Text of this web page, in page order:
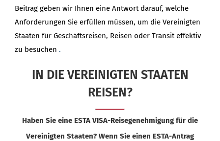
Beitrag geben wir Ihnen eine Antwort darauf, welche
Anforderungen Sie erfüllen müssen, um die Vereinigten
Staaten für Geschäftsreisen, Reisen oder Transit effektiv
zu besuchen .
IN DIE VEREINIGTEN STAATEN
REISEN?
Haben Sie eine ESTA VISA-Reisegenehmigung für die
Vereinigten Staaten? Wenn Sie einen ESTA-Antrag